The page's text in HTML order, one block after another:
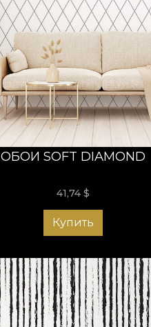
ОБОИ SOFT DIAMOND
41,74$
Купить